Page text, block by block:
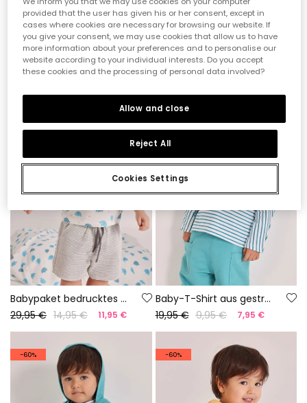
Pack mit 2 bedruckten Lätzchen aus Baumwolle für Babys
12,95 € 6,45 € 5,15 €
Grüne Baby-Strickjacke
35,95 € 17,95 € 14,35 €
Babypaket bedrucktes Baumwoll-T-Shirt
29,95 € 14,95 € 11,95 €
Baby-T-Shirt aus gestreiftem Baumwollstoff
19,95 € 9,95 € 7,95 €
-60% -60%
provided that the user has given his or her consent, except in
cases where cookies are necessary for browsing our website. If
you give your consent, we may use cookies that allow us to have
more information about your preferences and to personalise our
website according to your individual interests. Do you accept
these cookies and the processing of personal data involved?
Cookies Settings
Reject All
Allow and close